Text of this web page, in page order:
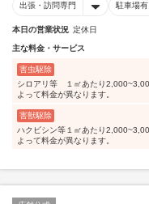
出張・訪問専門 駐車場有
本日の営業状況 定休日
主な料金・サービス
害虫駆除
シロアリ等 １㎡あたり
よって料金が異なります。
害獣駆除
ハクビシン等１㎡あたり
よって料金が異なります。